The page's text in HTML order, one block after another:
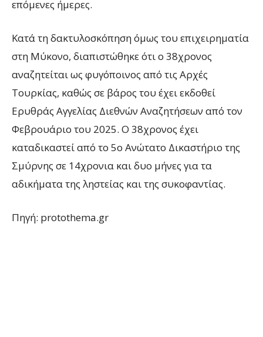
επόμενες ήμερες.
Κατά τη δακτυλοσκόπηση όμως του επιχειρηματία
στη Μύκονο, διαπιστώθηκε ότι ο 38χρονος
αναζητείται ως φυγόποινος από τις Αρχές
Τουρκίας, καθώς σε βάρος του έχει εκδοθεί
Ερυθράς Αγγελίας Διεθνών Αναζητήσεων από τον
Φεβρουάριο του 2025. Ο 38χρονος έχει
καταδικαστεί από το 5ο Ανώτατο Δικαστήριο της
Σμύρνης σε 14χρονια και δυο μήνες για τα
αδικήματα της ληστείας και της συκοφαντίας.
Πηγή: protothema.gr